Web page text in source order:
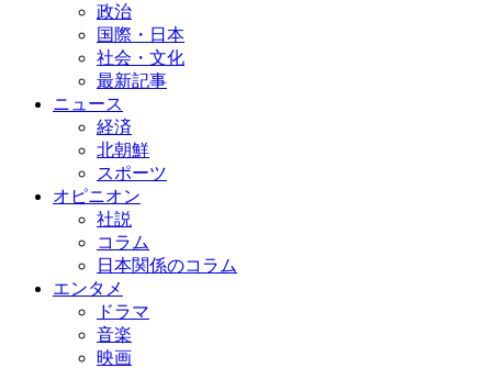
政治
国際・日本
社会・文化
最新記事
ニュース
経済
北朝鮮
スポーツ
オピニオン
社説
コラム
日本関係のコラム
エンタメ
ドラマ
音楽
映画